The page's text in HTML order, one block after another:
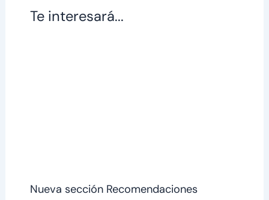
Te interesará...
Nueva sección Recomendaciones